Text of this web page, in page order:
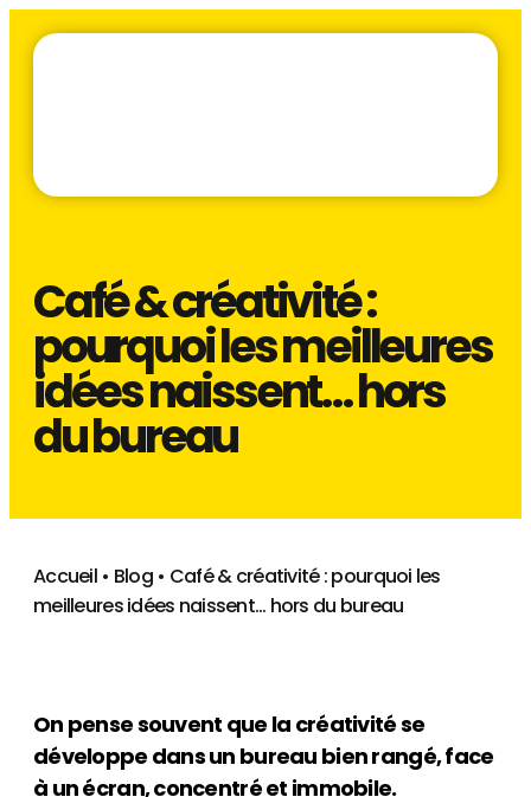
Café & créativité :
pourquoi les meilleures
idées naissent… hors
du bureau
Accueil• Blog• Café & créativité : pourquoi les
meilleures idées naissent… hors du bureau
On pense souvent que la créativité se
développe dans un bureau bien rangé, face
à un écran, concentré et immobile.